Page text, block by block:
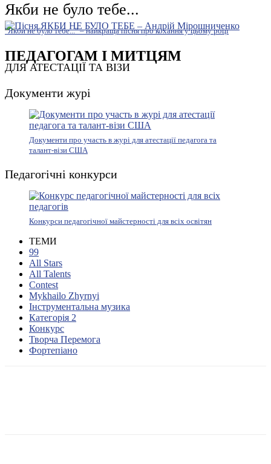
Якби не було тебе...
"Якби не було тебе..." – найкраща пісня про кохання у цьому році
ПЕДАГОГАМ І МИТЦЯМ
ДЛЯ АТЕСТАЦІЇ ТА ВІЗИ
Документи журі
Документи про участь в журі для атестації педагога та
талант-візи США
Педагогічні конкурси
Конкурси педагогічної майстерності для всіх освітян
ТЕМИ
99
All Stars
All Talents
Contest
Mykhailo Zhyrnyi
Інструментальна музика
Категорія 2
Конкурс
Творча Перемога
Фортепіано